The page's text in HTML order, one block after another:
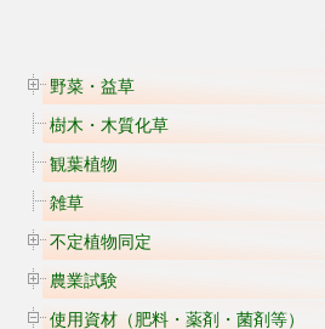
野菜・益草
樹木・木質化草
観葉植物
雑草
不定植物同定
農業試験
使用資材（肥料・薬剤・菌剤等）